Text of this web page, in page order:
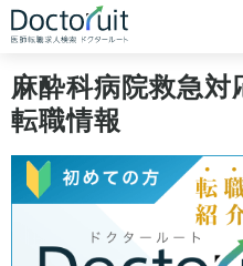
[常勤] 科
[常勤] 特
Doctoruit
運営
プライバ
麻酔科病院救急対
転職情報